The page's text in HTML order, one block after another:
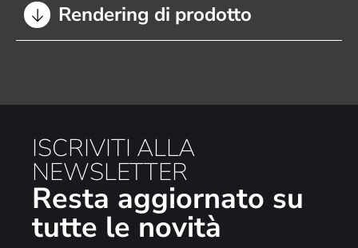
Rendering di prodotto
ISCRIVITI ALLA
NEWSLETTER
Resta aggiornato su
tutte le novità